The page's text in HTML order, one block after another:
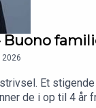
3100 Hornbæk
Buono
Et
de i op til 4